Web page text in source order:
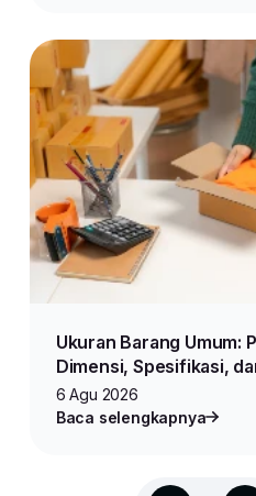
Ukuran Barang Umum:
Dimensi, Spesifikasi,
Produk untuk Jualan
6 Agu 2026
Baca selengkapnya